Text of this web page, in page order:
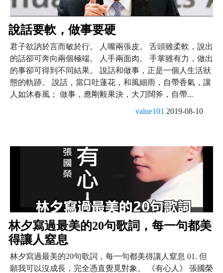
說話要軟，做事要硬
君子欲訥於言而敏於行。 人嘴兩張皮。 舌頭雖柔軟，說出
的話卻可奔向兩個極端。 人手兩面肉。 手掌雖有力，做出
的事卻可得到不同結果。 說話和做事，正是一個人生活狀
態的軌跡。 說話，當口吐蓮花，和風細雨，自帶香氣，讓
人如沐春風； 做事，應剛毅果決，大刀闊斧，自帶...
value101 2019-08-10
林夕寫過最美的20句歌詞，每一句都美
得讓人窒息
林夕寫過最美的20句歌詞，每一句都美得讓人窒息 01. 但
願我可以沒成長，完全憑直覺覓對象。 《有心人》 張國榮